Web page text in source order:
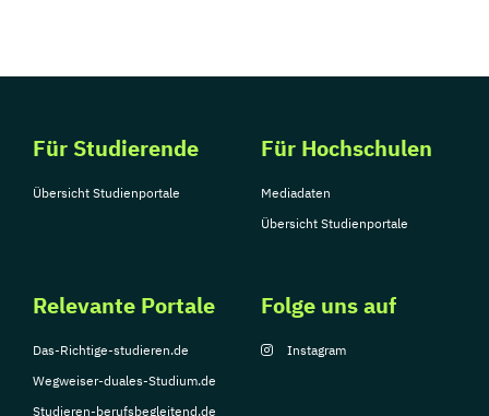
Für Studierende
Übersicht Studienportale
Für Hochschulen
Mediadaten
Übersicht Studienportale
Relevante Portale
Das-Richtige-studieren.de
Wegweiser-duales-Studium.de
Studieren-berufsbegleitend.de
Folge uns auf
Instagram